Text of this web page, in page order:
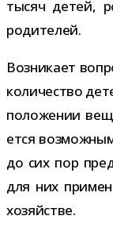
тысяч детей,
родителей.
Возникает
коли­че­ство
поло­же­нии
ется
до сих пор
для них
хозяйстве.